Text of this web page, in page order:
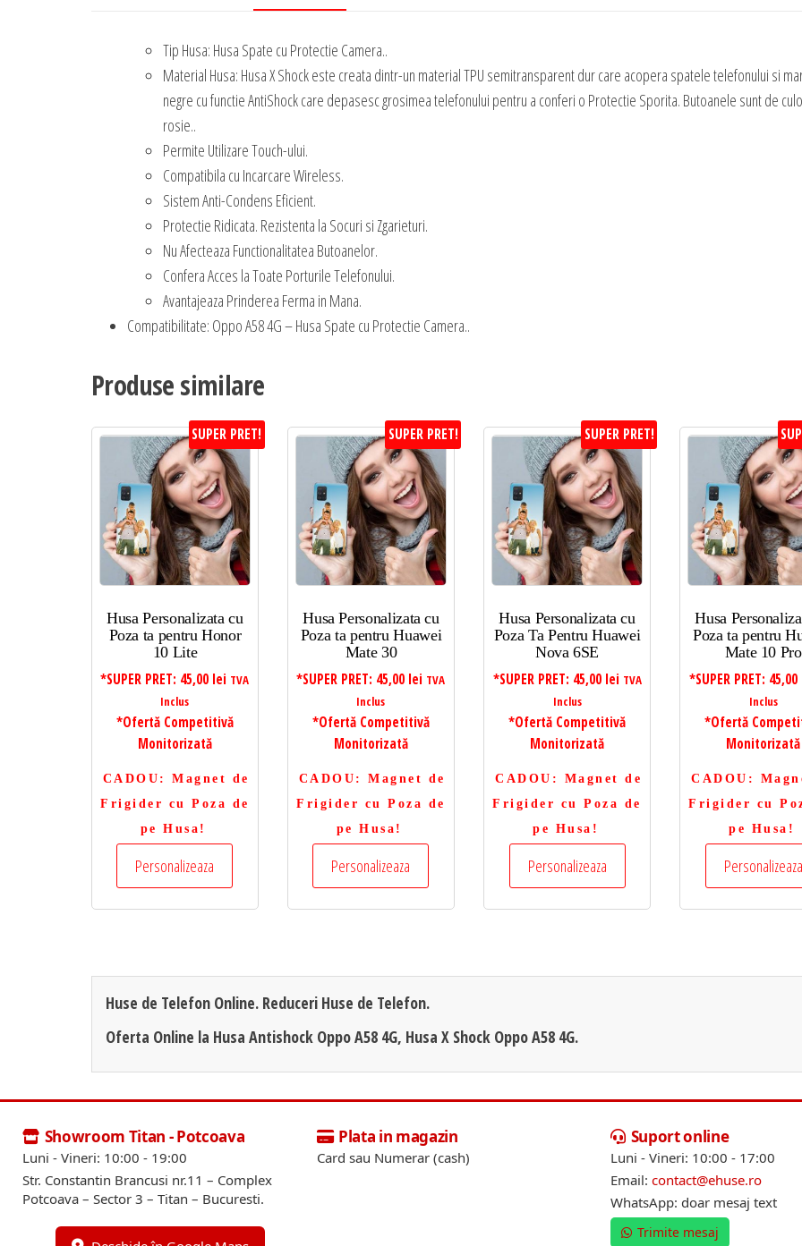
pentru
-
Tip Husa: Husa Spate cu Protectie Camera..
Material Husa: Husa X Shock este creata dintr-un material TPU semitransparent dur care acopera spatele telefonului si
negre cu functie AntiShock care depasesc grosimea telefonului pentru a conferi o Protectie Sporita. Butoanele sunt de
rosie..
Permite Utilizare Touch-ului.
Compatibila cu Incarcare Wireless.
Sistem Anti-Condens Eficient.
Protectie Ridicata. Rezistenta la Socuri si Zgarieturi.
Nu Afecteaza Functionalitatea Butoanelor.
Confera Acces la Toate Porturile Telefonului.
Avantajeaza Prinderea Ferma in Mana.
Compatibilitate: Oppo A58 4G – Husa Spate cu Protectie Camera..
Produse similare
SUPER PRET!
Husa Personalizata cu
Poza ta pentru Honor
10 Lite
*SUPER PRET: 45,00 lei TVA
Inclus
*Ofertă Competitivă
Monitorizată
CADOU : Magnet de
Frigider cu Poza de
pe Husa!
Personalizeaza
SUPER PRET!
Husa Personalizata cu
Poza ta pentru Huawei
Mate 30
*SUPER PRET: 45,00 lei TVA
Inclus
*Ofertă Competitivă
Monitorizată
CADOU : Magnet de
Frigider cu Poza de
pe Husa!
Personalizeaza
SUPER PRET!
Husa Personalizata cu
Poza Ta Pentru Huawei
Nova 6SE
*SUPER PRET: 45,00 lei TVA
Inclus
*Ofertă Competitivă
Monitorizată
CADOU : Magnet de
Frigider cu Poza de
pe Husa!
Personalizeaza
Husa
Poza ta pentru
Mate 10 Pro
*SUPER PRET: 45,00
Inclus
*Ofertă
Monitorizată
CADOU :
Frigider cu
pe Husa!
Personalizeaza
Huse de Telefon Online. Reduceri Huse de Telefon.
Oferta Online la Husa Antishock Oppo A58 4G, Husa X Shock Oppo A58 4G.
Showroom Titan - Potcoava
Luni - Vineri: 10:00 - 19:00
Str. Constantin Brancusi nr.11 – Complex
Potcoava – Sector 3 – Titan – Bucuresti.
Plata in magazin
Card sau Numerar (cash)
Suport online
Luni - Vineri: 10:00 - 17:00
Email: contact@ehuse.ro
WhatsApp: doar mesaj text
Trimite mesaj